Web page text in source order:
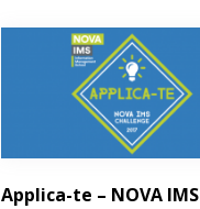
Applica-te – NOVA IMS